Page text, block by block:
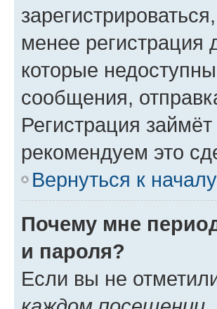
менее регистрация
которые
сообщения,
Регистрация
рекомендуем это
Вернуться к началу
Почему мне
и пароля?
Если вы не